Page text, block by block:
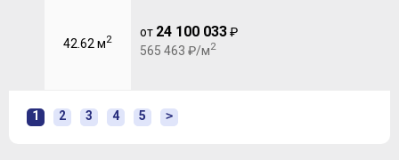
42.62 м2
от 24 100 033₽
565 463 ₽/м2
1 2 3 4 5 >